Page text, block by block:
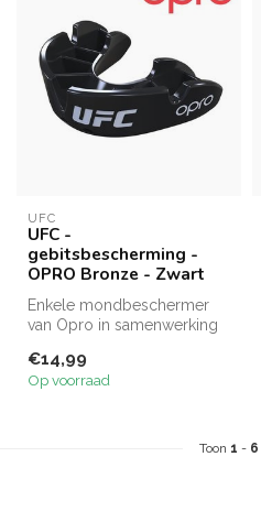
UFC
UFC -
gebitsbescherming -
OPRO Bronze - Zwart
Enkele mondbeschermer
van Opro in samenwerking
goede pr...
€14,99
Op voorraad
Toon 1 - 6